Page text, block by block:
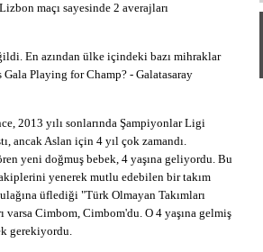
maçı sayesinde 2 averajları
En azından ülke içindeki bazı mihraklar
Playing for Champ? - Galatasaray
2013 yılı sonlarında Şampiyonlar Ligi
ancak Aslan için 4 yıl çok zamandı.
yeni doğmuş bebek, 4 yaşına geliyordu. Bu
yenerek mutlu edebilen bir takım
üflediği "Türk Olmayan Takımları
varsa Cimbom, Cimbom'du. O 4 yaşına gelmiş
gerekiyordu.